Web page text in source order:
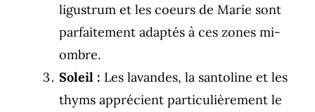
ligustrum et les coeurs de Marie sont
parfaitement adaptés à ces zones mi-
ombre.
Soleil : Les lavandes, la santoline et les
thyms apprécient particulièrement le